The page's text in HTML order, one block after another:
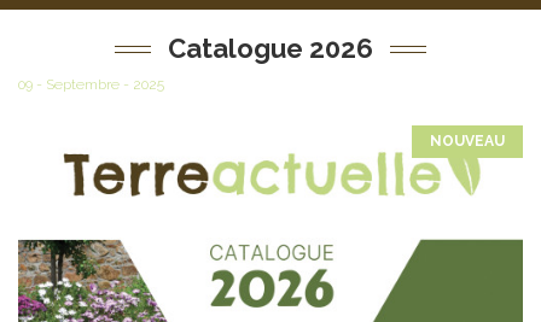
Catalogue 2026
09 - Septembre - 2025
NOUVEAU